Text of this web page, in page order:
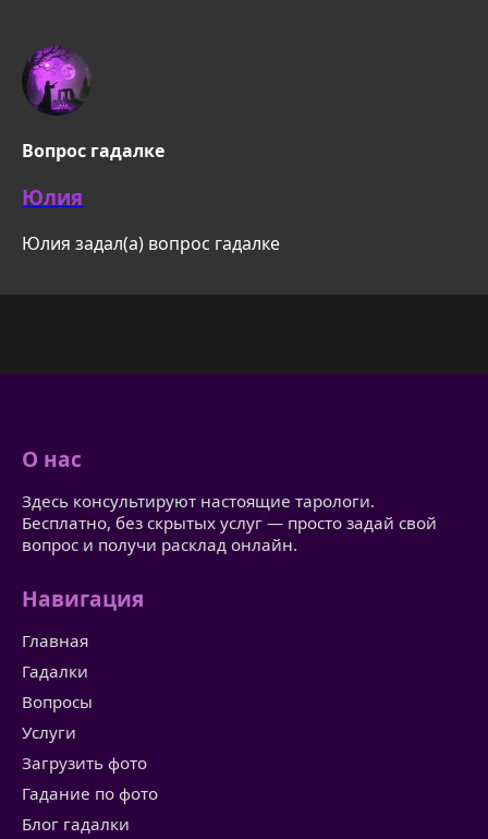
Вопрос гадалке
Юлия
Юлия задал(а) вопрос гадалке
О нас
Здесь консультируют настоящие тарологи.
Бесплатно, без скрытых услуг — просто задай свой
вопрос и получи расклад онлайн.
Навигация
Главная
Гадалки
Вопросы
Услуги
Загрузить фото
Гадание по фото
Блог гадалки